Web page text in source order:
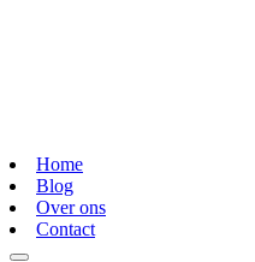
Home
Blog
Over ons
Contact